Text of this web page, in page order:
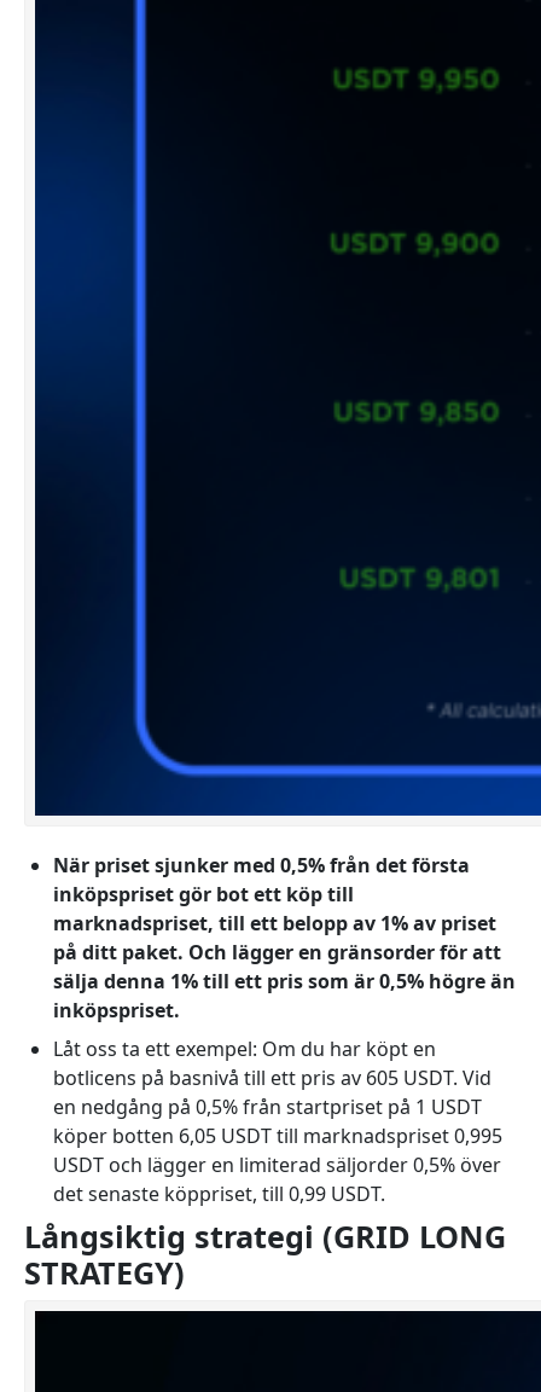
När priset sjunker med 0,5% från det första
inköpspriset gör bot ett köp till
marknadspriset, till ett belopp av 1%av priset
på ditt paket. Och lägger en gränsorder för att
sälja denna 1%till ett pris som är0,5% högre än
inköpspriset.
Låt oss ta ett exempel: Om du har köpt en
botlicens på basnivå till ett pris av 605 USDT. Vid
en nedgång på 0,5% från startpriset på 1 USDT
köper botten 6,05 USDT till marknadspriset 0,995
USDT och lägger en limiterad säljorder 0,5% över
det senaste köppriset, till 0,99 USDT.
Långsiktig strategi (GRID LONG
STRATEGY)